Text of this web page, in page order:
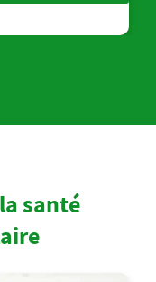
santé